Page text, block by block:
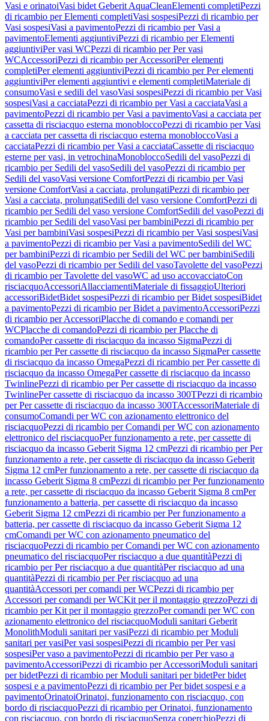
Vasi e orinatoiVasi bidet Geberit AquaCleanElementi completiPezzi
di ricambio per Elementi completiVasi sospesiPezzi di ricambio per
Vasi sospesiVasi a pavimentoPezzi di ricambio per Vasi a
pavimentoElementi aggiuntiviPezzi di ricambio per Elementi
aggiuntiviPer vasi WCPezzi di ricambio per Per vasi
WCAccessoriPezzi di ricambio per AccessoriPer elementi
completiPer elementi aggiuntiviPezzi di ricambio per Per elementi
aggiuntiviPer elementi aggiuntivi e elementi completiMateriale di
consumoVasi e sedili del vasoVasi sospesiPezzi di ricambio per Vasi
sospesiVasi a cacciataPezzi di ricambio per Vasi a cacciataVasi a
pavimentoPezzi di ricambio per Vasi a pavimentoVasi a cacciata per
cassetta di risciacquo esterna monobloccoPezzi di ricambio per Vasi
a cacciata per cassetta di risciacquo esterna monobloccoVasi a
cacciataPezzi di ricambio per Vasi a cacciataCassette di risciacquo
esterne per vasi, in vetrochinaMonobloccoSedili del vasoPezzi di
ricambio per Sedili del vasoSedili del vasoPezzi di ricambio per
Sedili del vasoVasi versione ComfortPezzi di ricambio per Vasi
versione ComfortVasi a cacciata, prolungatiPezzi di ricambio per
Vasi a cacciata, prolungatiSedili del vaso versione ComfortPezzi di
ricambio per Sedili del vaso versione ComfortSedili del vasoPezzi di
ricambio per Sedili del vasoVasi per bambiniPezzi di ricambio per
Vasi per bambiniVasi sospesiPezzi di ricambio per Vasi sospesiVasi
a pavimentoPezzi di ricambio per Vasi a pavimentoSedili del WC
per bambiniPezzi di ricambio per Sedili del WC per bambiniSedili
del vasoPezzi di ricambio per Sedili del vasoTavolette del vasoPezzi
di ricambio per Tavolette del vasoWC ad uso accovacciatoCon
risciacquoAccessoriAllacciamentiMateriale di fissaggioUlteriori
accessoriBidetBidet sospesiPezzi di ricambio per Bidet sospesiBidet
a pavimentoPezzi di ricambio per Bidet a pavimentoAccessoriPezzi
di ricambio per AccessoriPlacche di comando e comandi per
WCPlacche di comandoPezzi di ricambio per Placche di
comandoPer cassette di risciacquo da incasso SigmaPezzi di
ricambio per Per cassette di risciacquo da incasso SigmaPer cassette
di risciacquo da incasso OmegaPezzi di ricambio per Per cassette di
risciacquo da incasso OmegaPer cassette di risciacquo da incasso
TwinlinePezzi di ricambio per Per cassette di risciacquo da incasso
TwinlinePer cassette di risciacquo da incasso 300TPezzi di ricambio
per Per cassette di risciacquo da incasso 300TAccessoriMateriale di
consumoComandi per WC con azionamento elettronico del
risciacquoPezzi di ricambio per Comandi per WC con azionamento
elettronico del risciacquoPer funzionamento a rete, per cassette di
risciacquo da incasso Geberit Sigma 12 cmPezzi di ricambio per Per
funzionamento a rete, per cassette di risciacquo da incasso Geberit
Sigma 12 cmPer funzionamento a rete, per cassette di risciacquo da
incasso Geberit Sigma 8 cmPezzi di ricambio per Per funzionamento
a rete, per cassette di risciacquo da incasso Geberit Sigma 8 cmPer
funzionamento a batteria, per cassette di risciacquo da incasso
Geberit Sigma 12 cmPezzi di ricambio per Per funzionamento a
batteria, per cassette di risciacquo da incasso Geberit Sigma 12
cmComandi per WC con azionamento pneumatico del
risciacquoPezzi di ricambio per Comandi per WC con azionamento
pneumatico del risciacquoPer risciacquo a due quantitàPezzi di
ricambio per Per risciacquo a due quantitàPer risciacquo ad una
quantitàPezzi di ricambio per Per risciacquo ad una
quantitàAccessori per comandi per WCPezzi di ricambio per
Accessori per comandi per WCKit per il montaggio grezzoPezzi di
ricambio per Kit per il montaggio grezzoPer comandi per WC con
azionamento elettronico del risciacquoModuli sanitari Geberit
MonolithModuli sanitari per vasiPezzi di ricambio per Moduli
sanitari per vasiPer vasi sospesiPezzi di ricambio per Per vasi
sospesiPer vaso a pavimentoPezzi di ricambio per Per vaso a
pavimentoAccessoriPezzi di ricambio per AccessoriModuli sanitari
per bidetPezzi di ricambio per Moduli sanitari per bidetPer bidet
sospesi e a pavimentoPezzi di ricambio per Per bidet sospesi e a
pavimentoOrinatoiOrinatoi, funzionamento con risciacquo, con
bordo di risciacquoPezzi di ricambio per Orinatoi, funzionamento
con risciacquo, con bordo di risciacquoSenza coperchioPezzi di